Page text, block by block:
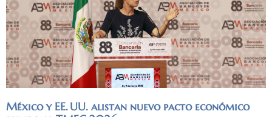
México y EE. UU. alistan nuevo pacto económico